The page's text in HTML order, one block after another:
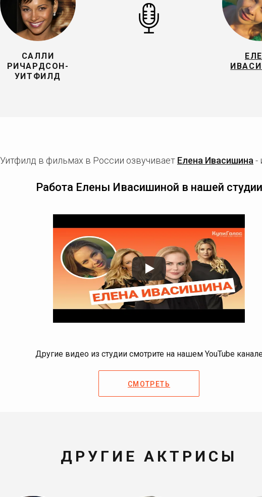
САЛЛИ
РИЧАРДСОН-
УИТФИЛД
в фильмах в России озвучивает Елена Ивасишина -
Работа Елены Ивасишиной в нашей студии
Другие видео из студии смотрите на нашем YouTube
СМОТРЕТЬ
ДРУГИЕ АКТРИСЫ